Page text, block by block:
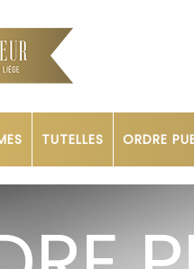
TUTELLES ORDRE